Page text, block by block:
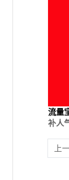
流量
补人
上